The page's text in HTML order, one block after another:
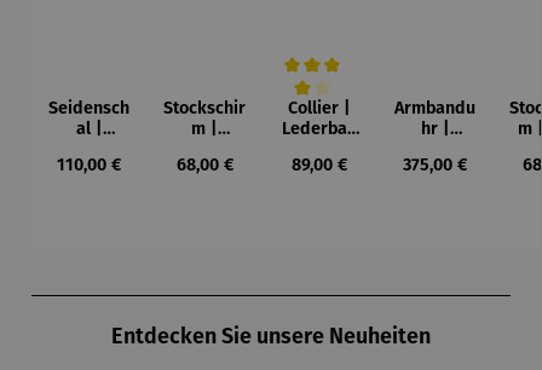
Seidensch
al |
– Claude
Regulärer Preis:
110,00 €
Stockschir
m |
– Claude
Regulärer Preis:
68,00 €
Durchschnittliche Bewertung von 4
Collier |
Lederban
Lebensba
Regulärer Preis:
89,00 €
Armbandu
hr |
ph –
Regulärer Preis:
375,00 €
m
Entdecken Sie unsere Neuheiten